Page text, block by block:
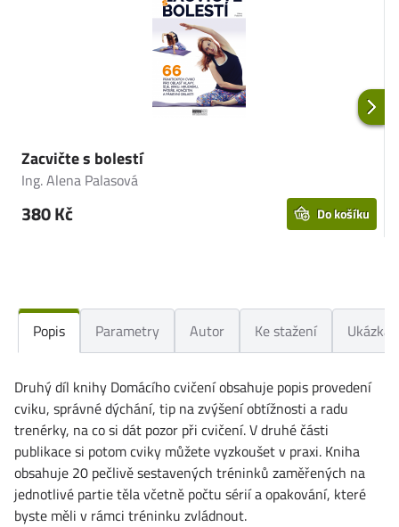
Zacvičte s bolestí
Ing. Alena Palasová
380 Kč Do košíku
Popis Parametry Autor Ke stažení Ukázka
Druhý díl knihy Domácího cvičení obsahuje popis provedení
cviku, správné dýchání, tip na zvýšení obtížnosti a radu
trenérky, na co si dát pozor při cvičení. V druhé části
publikace si potom cviky můžete vyzkoušet v praxi. Kniha
obsahuje 20 pečlivě sestavených tréninků zaměřených na
jednotlivé partie těla včetně počtu sérií a opakování, které
byste měli v rámci tréninku zvládnout.